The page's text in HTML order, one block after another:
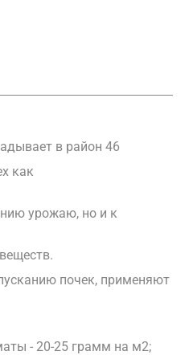
в район 46
как
урожаю, но и к
почек, применяют
- 20-25 грамм на м2;